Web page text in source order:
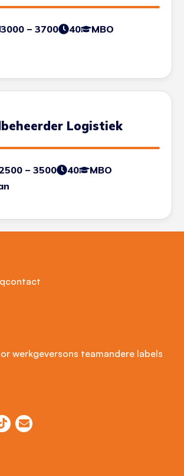
3000 – 3700 40
MBO
Logistiek
– 3500 40
MBO
contact
werkgeversons teamandere labels